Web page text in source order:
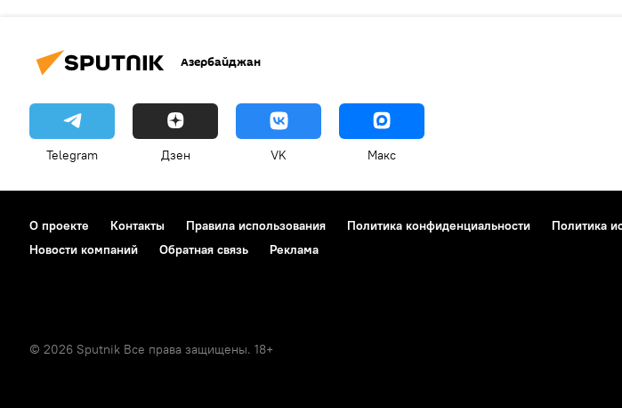
Азербайджан
Telegram Дзен VK Макс
О проекте Контакты Правила использования Политика конфиденциальности Политика
Новости компаний
Обратная связь Реклама
© 2026 Sputnik Все права защищены. 18+